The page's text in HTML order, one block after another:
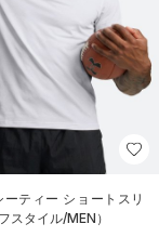
ティー ショートスリ
スタイル/MEN）